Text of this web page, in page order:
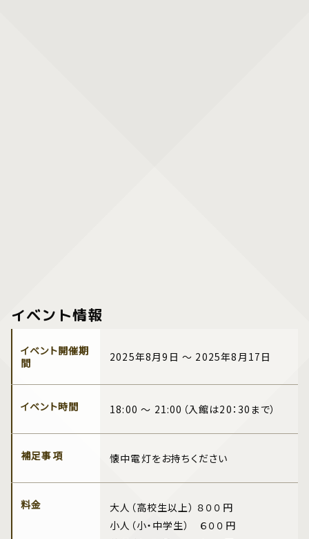
イベント情報
イベント開催期
間
2025年8月9日 ～ 2025年8月17日
イベント時間 18:00 ～ 21:00（入館は20：30まで）
補足事項 懐中電灯をお持ちください
料金
大人（高校生以上） ８００円
小人（小・中学生） ６００円